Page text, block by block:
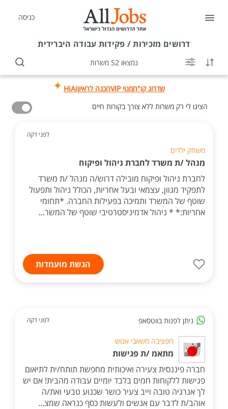
כניסה
דרושים מזכירות / פקידות עבודה היברידית
נמצאו 52 משרות
שדרוג קו"חמנוי VIP הכנה לראיוןHiAi
הציגו לי רק משרות ללא צורך בקורות חיים
לפני דקה
משחק ילדים
מנהל /ת משרד לחברת ניהול ופיקוח
לחברת ניהול ופיקוח מובילה דרוש/ה מנהל /ת משרד
לתפקיד מגוון, עצמאי ובעל אחריות, הכולל ניהול ותפעול
שוטף של המשרד ותמיכה בפעילות החברה. *תחומי
אחריות:* * ניהול אדמיניסטרטיבי שוטף של המשר...
הגשת מועמדות
ניתן לפנות בווטסאפ לפני דקה
חפציבה משאבי אנוש
מתאמ /ת פגישות
חברה פיננסית צעירה ואיכותית מחפשת תותח/ית לתיאום
פגישות ללקוחות חמים בלבד יומיים עבודה מהבית! אם יש
לך אנרגיה טובה וייב צעיר כושר שכנוע טבעי ואת/ה
אוהב/ת לדבר עם אנשים ולעשות כסף כנראה שמצ...